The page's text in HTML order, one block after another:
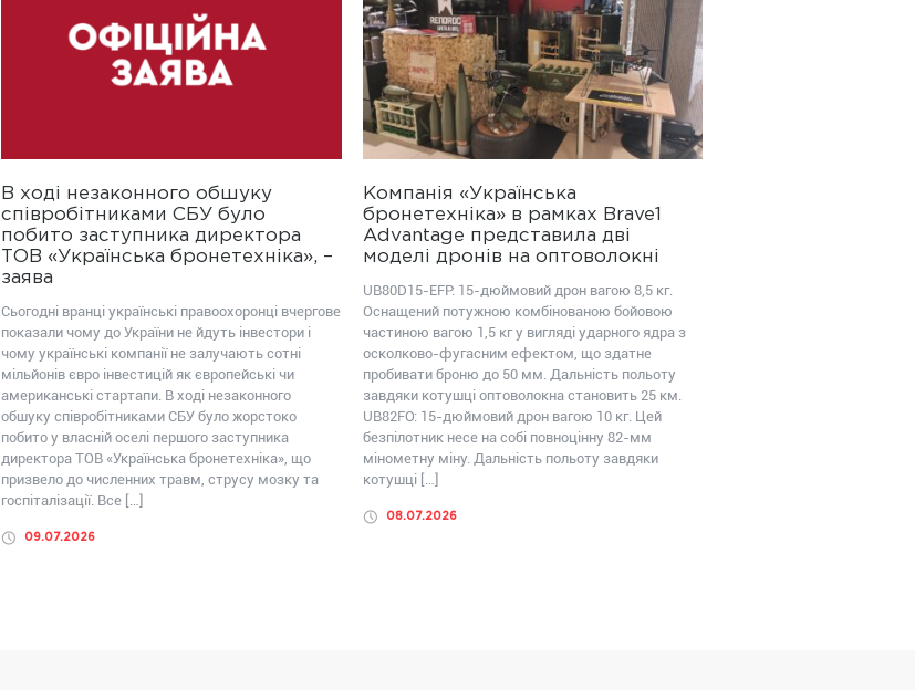
В ході незаконного обшуку
співробітниками СБУ було
побито заступника директора
ТОВ «Українська бронетехніка», –
заява
Сьогодні вранці українські правоохоронці вчергове
показали чому до України не йдуть інвестори і
чому українські компанії не залучають сотні
мільйонів євро інвестицій як європейські чи
американські стартапи. В ході незаконного
обшуку співробітниками СБУ було жорстоко
побито у власній оселі першого заступника
директора ТОВ «Українська бронетехніка», що
призвело до численних травм, струсу мозку та
госпіталізації. Все […]
09.07.2026
Компанія «Українська
бронетехніка» в рамках Brave1
Advantage представила дві
моделі дронів на оптоволокні
UB80D15-EFP: 15-дюймовий дрон вагою 8,5 кг.
Оснащений потужною комбінованою бойовою
частиною вагою 1,5 кг у вигляді ударного ядра з
осколково-фугасним ефектом, що здатне
пробивати броню до 50 мм. Дальність польоту
завдяки котушці оптоволокна становить 25 км.
UB82FО: 15-дюймовий дрон вагою 10 кг. Цей
безпілотник несе на собі повноцінну 82-мм
мінометну міну. Дальність польоту завдяки
котушці […]
08.07.2026